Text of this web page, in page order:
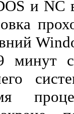
и NC
минут